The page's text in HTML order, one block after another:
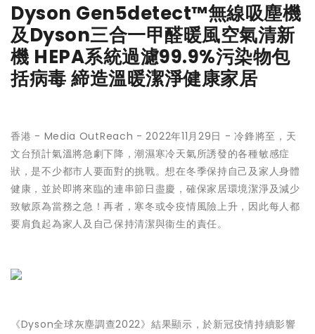
Dyson Gen5detect™無線吸塵機
及Dyson三合一甲醛暖風空氣清新
機 HEPA系統過濾99.9%污染物包
括病毒 締造溫暖潔淨健康家居
香港 - Media OutReach - 2022年11月29日 - 冷鋒將至，天
文台預計氣溫將急劇下降，潮濕寒冷天氣所誘發的各種敏感症
狀，是不少都市人要面對的挑戰。想在冬季保持自己及家人身體
健康，並於即將來臨的連串節日盡慶，確保家居環境潔淨及減少
致敏原為當務之急！再者，寒冬或令疫情風險上升，因此每人都
要肩負起為家人及自己保持清潔與衞生的責任。
《Dyson全球灰塵調查2022》結果顯示，於新冠疫情持續影響